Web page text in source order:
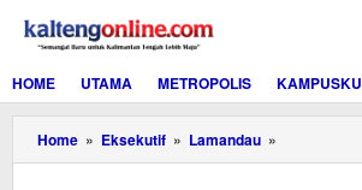
konten
HOME
UTAMA METROPOLIS KAMPUSKU
Home » Eksekutif » Lamandau »
Lamandau